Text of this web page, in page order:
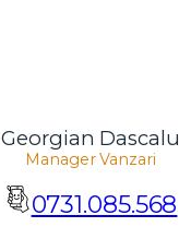
Georgian Dascalu
Manager Vanzari
0731.085.568